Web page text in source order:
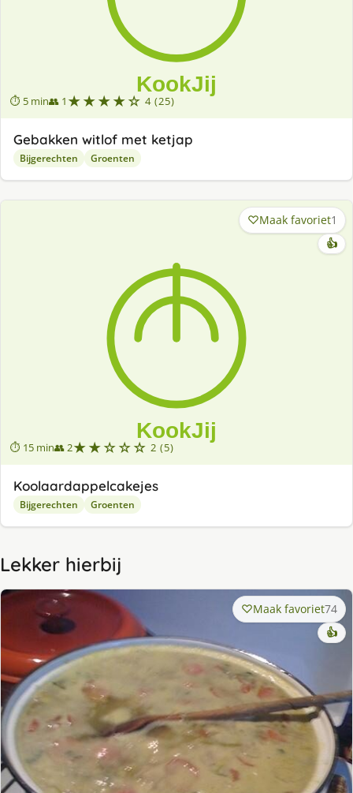
⏱ 5 min👥 1 ★★★★☆ 4 (25)
Gebakken witlof met ketjap
Bijgerechten Groenten
⏱ 15 min👥 2★★☆☆☆ 2 (5)
Maak favoriet1
👍
Koolaardappelcakejes
Bijgerechten Groenten
Lekker hierbij
Maak favoriet74
👍